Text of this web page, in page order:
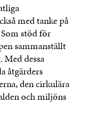
med tanke på
stöd för
sammanställt
dessa
åtgärders
den cirkulära
och miljöns